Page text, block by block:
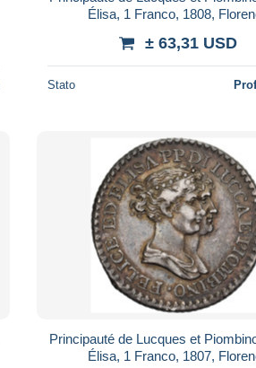
Élisa, 1 Franco, 1808,
± 63,31 USD
Stato
Principauté de Lucques et
Élisa, 1 Franco, 1807,